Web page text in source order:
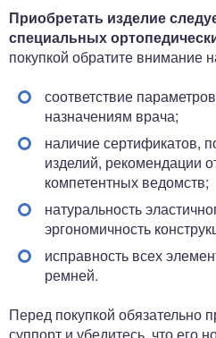
Приобретать изделие
специальных
покупкой обратите
соответствие
назначениям врача;
наличие сертификатов,
изделий, рекомендации
компетентных ведомств;
натуральность
эргономичность
исправность всех
ремней.
Перед покупкой обязательно
суппорт и убедитесь, что его